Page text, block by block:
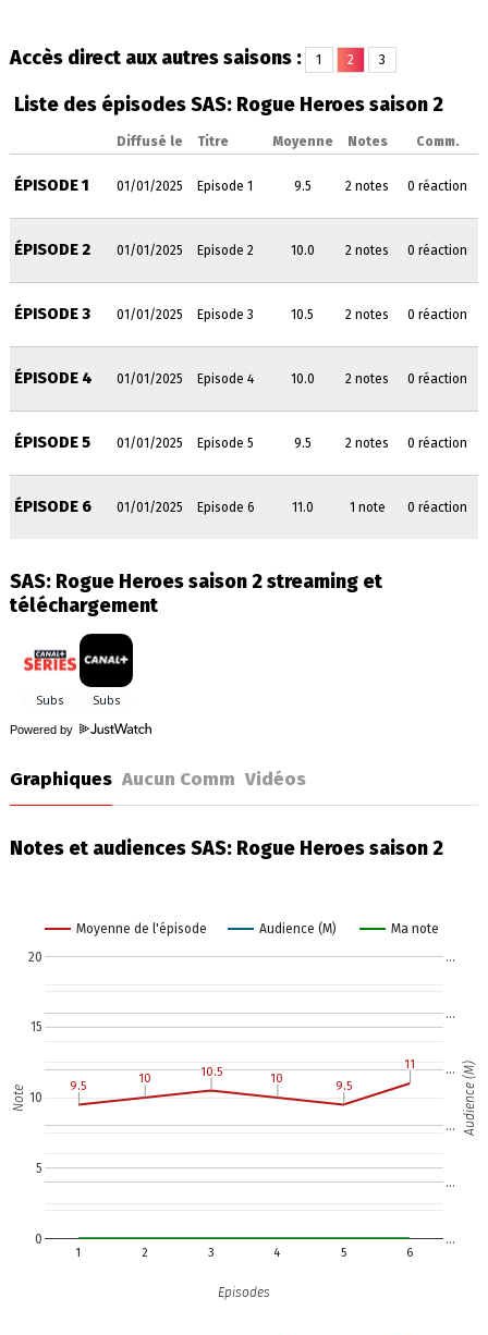
Accès direct aux autres saisons : 1 2 3
Liste des épisodes SAS: Rogue Heroes saison 2
Diffusé le Titre Moyenne Notes Comm.
ÉPISODE 1 01/01/2025 Episode 1 9.5 2 notes 0 réaction
ÉPISODE 2 01/01/2025 Episode 2 10.0 2 notes 0 réaction
ÉPISODE 3 01/01/2025 Episode 3 10.5 2 notes 0 réaction
ÉPISODE 4 01/01/2025 Episode 4 10.0 2 notes 0 réaction
ÉPISODE 5 01/01/2025 Episode 5 9.5 2 notes 0 réaction
ÉPISODE 6 01/01/2025 Episode 6 11.0 1 note 0 réaction
SAS: Rogue Heroes saison 2 streaming et
téléchargement
Powered by
Graphiques Aucun Comm Vidéos
Notes et audiences SAS: Rogue Heroes saison 2
Moyenne de l'épisode Audience (M) Ma note
1 2 3 4 5 6
0
5
10
15
20
…
…
…
…
…
…
9.5
9.5 10
10 10.5
10.5 10
10 9.5
9.5
11
11
Episodes
Note Audience (M)